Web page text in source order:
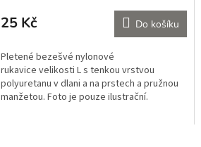
25 Kč Do košíku
Pletené bezešvé nylonové
rukavice velikosti L s tenkou vrstvou
polyuretanu v dlani a na prstech a pružnou
manžetou. Foto je pouze ilustrační.